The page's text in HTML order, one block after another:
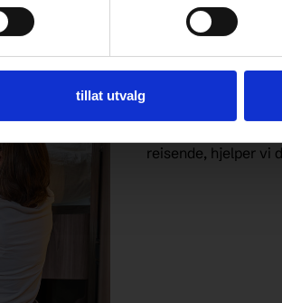
tillat utvalg
Nye
Elverum
Hos oss finner du
fra fabrikken, samt
er nøye kontrollert.
reisende, hjelper vi